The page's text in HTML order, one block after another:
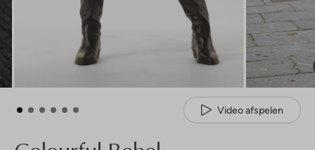
Video afspelen